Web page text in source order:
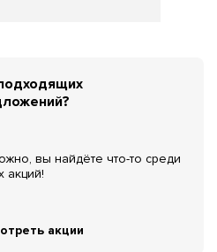
вы найдёте что-то среди
акций!
акции